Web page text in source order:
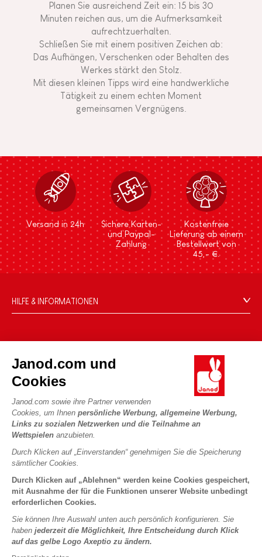
Janod.com und
Cookies
Janod.com sowie ihre Partner verwenden
Cookies, um Ihnen persönliche Werbung, allgemeine Werbung,
Links zu sozialen Netzwerken und die Teilnahme an
Wettspielen anzubieten.
Durch Klicken auf „Einverstanden“ genehmigen Sie die Speicherung
sämtlicher Cookies.
Durch Klicken auf „Ablehnen“ werden keine Cookies gespeichert,
mit Ausnahme der für die Funktionen unserer Website unbedingt
erforderlichen Cookies.
Sie können Ihre Auswahl unten auch persönlich konfigurieren. Sie
haben jederzeit die Möglichkeit, Ihre Entscheidung durch Klick
auf das gelbe Logo Axeptio zu ändern.
Planen Sie ausreichend Zeit ein: 15 bis 30
Minuten reichen aus, um die Aufmerksamkeit
aufrechtzuerhalten.
Schließen Sie mit einem positiven Zeichen ab:
Das Aufhängen, Verschenken oder Behalten des
Werkes stärkt den Stolz.
Mit diesen kleinen Tipps wird eine handwerkliche
Tätigkeit zu einem echten Moment
gemeinsamen Vergnügens.
Versand in 24h
Sichere Karten-
und Paypal-
Zahlung
Kostenfreie
Lieferung ab einem
Bestellwert von
45,- €.
HILFE & INFORMATIONEN
FAQ
Kontakt
Händler
Persönliche daten
Cookies
Nutzungsbedingungen #YesJanod
Die Geschichte
Unsere Expertise
CSR-Verpflichtungen
Was ist FSC®?
UNSERE LEISTUNGEN
Sicheres Bezahlen
Lieferbedingungen
Spielregeln und Anleitungen
Lose Stücke
Kinderaktivitäten zum Download
PROFESSIONAL
Pressekontakte